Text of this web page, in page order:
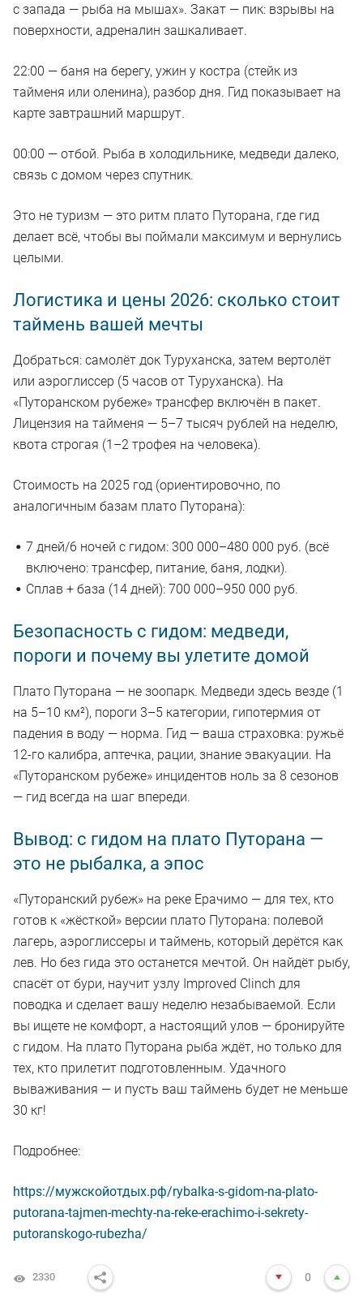
с запада — рыба на мышах». Закат — пик: взрывы на
поверхности, адреналин зашкаливает.
22:00 — баня на берегу, ужин у костра (стейк из
тайменя или оленина), разбор дня. Гид показывает на
карте завтрашний маршрут.
00:00 — отбой. Рыба в холодильнике, медведи далеко,
связь с домом через спутник.
Это не туризм — это ритм плато Путорана, где гид
делает всё, чтобы вы поймали максимум и вернулись
целыми.
Логистика и цены 2026: сколько стоит
таймень вашей мечты
Добраться: самолёт док Туруханска, затем вертолёт
или аэроглиссер (5 часов от Туруханска). На
«Путоранском рубеже» трансфер включён в пакет.
Лицензия на тайменя — 5–7 тысяч рублей на неделю,
квота строгая (1–2 трофея на человека).
Стоимость на 2025 год (ориентировочно, по
аналогичным базам плато Путорана):
7 дней/6 ночей с гидом: 300 000–480 000 руб. (всё
включено: трансфер, питание, баня, лодки).
Сплав + база (14 дней): 700 000–950 000 руб.
Безопасность с гидом: медведи,
пороги и почему вы улетите домой
Плато Путорана — не зоопарк. Медведи здесь везде (1
на 5–10 км²), пороги 3–5 категории, гипотермия от
падения в воду — норма. Гид — ваша страховка: ружьё
12-го калибра, аптечка, рации, знание эвакуации. На
«Путоранском рубеже» инцидентов ноль за 8 сезонов
— гид всегда на шаг впереди.
Вывод: с гидом на плато Путорана —
это не рыбалка, а эпос
«Путоранский рубеж» на реке Ерачимо — для тех, кто
готов к «жёсткой» версии плато Путорана: полевой
лагерь, аэроглиссеры и таймень, который дерётся как
лев. Но без гида это останется мечтой. Он найдёт рыбу,
спасёт от бури, научит узлу Improved Clinch для
поводка и сделает вашу неделю незабываемой. Если
вы ищете не комфорт, а настоящий улов — бронируйте
с гидом. На плато Путорана рыба ждёт, но только для
тех, кто прилетит подготовленным. Удачного
вываживания — и пусть ваш таймень будет не меньше
30 кг!
Подробнее:
https://мужскойотдых.рф/rybalka-s-gidom-na-plato-
putorana-tajmen-mechty-na-reke-erachimo-i-sekrety-
putoranskogo-rubezha/
2330 0